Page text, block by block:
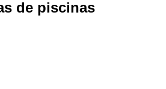
de piscinas